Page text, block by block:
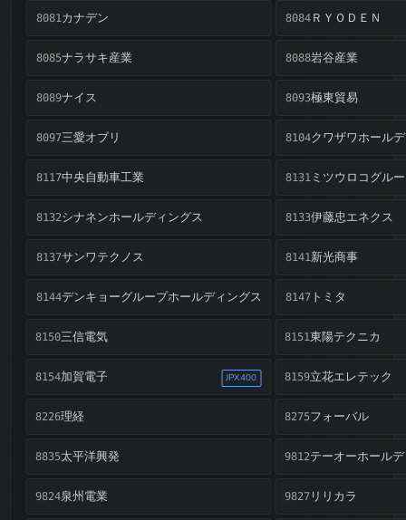
8081カナデン 8084ＲＹＯＤＥＮ
8085ナラサキ産業 8088岩谷産業
8089ナイス 8093極東貿易
8097三愛オブリ 8104クワザワホール
8117中央自動車工業 8131ミツウロコグル
8132シナネンホールディングス 8133伊藤忠エネクス
8137サンワテクノス 8141新光商事
8144デンキョーグループホールディングス 8147トミタ
8150三信電気 8151東陽テクニカ
8154加賀電子 JPX400 8159立花エレテック
8226理経 8275フォーバル
8835太平洋興発 9812テーオーホール
9824泉州電業 9827 リリカラ